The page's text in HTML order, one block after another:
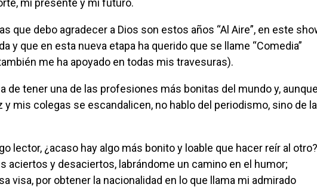
mi presente y mi futuro.
y que en esta nueva etapa ha querido que se llame “Comedia”
me ha apoyado en todas mis travesuras).
y mis colegas se escandalicen, no hablo del periodismo, sino de la
aciertos y desaciertos, labrándome un camino en el humor;
visa, por obtener la nacionalidad en lo que llama mi admirado